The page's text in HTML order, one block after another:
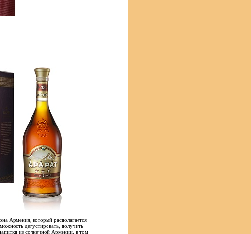
Армения, который располагается
дегустировать, получить
из солнечной Армении, в том